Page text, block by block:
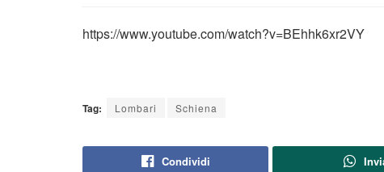
https://www.youtube.com/watch?v=BEhhk6xr2VY
Tag: Lombari Schiena
Condividi